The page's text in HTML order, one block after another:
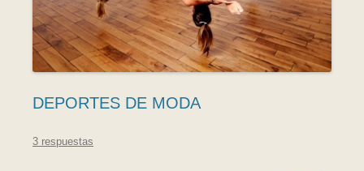
DEPORTES DE MODA
3 respuestas